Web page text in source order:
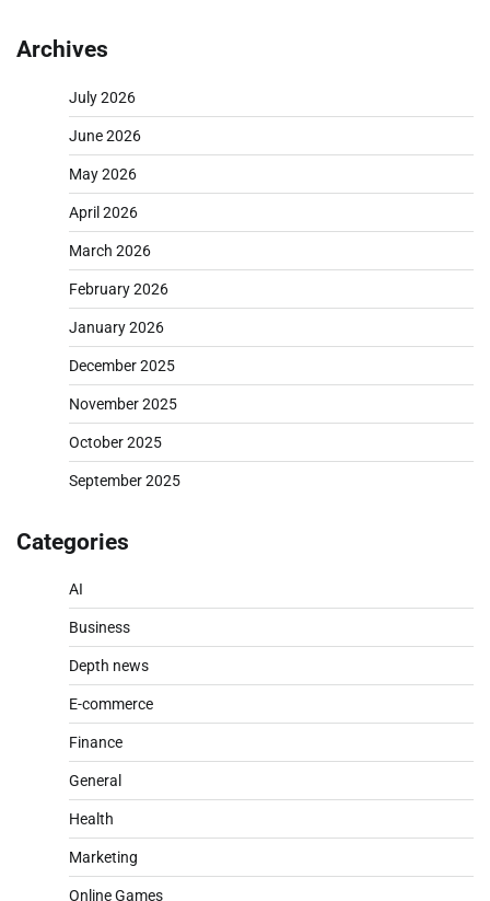
Archives
July 2026
June 2026
May 2026
April 2026
March 2026
February 2026
January 2026
December 2025
November 2025
October 2025
September 2025
Categories
AI
Business
Depth news
E-commerce
Finance
General
Health
Marketing
Online Games